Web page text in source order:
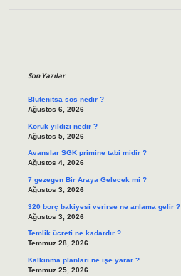
Son Yazılar
Blütenitsa sos nedir ?
Ağustos 6, 2026
Koruk yıldızı nedir ?
Ağustos 5, 2026
Avanslar SGK primine tabi midir ?
Ağustos 4, 2026
7 gezegen Bir Araya Gelecek mi ?
Ağustos 3, 2026
320 borç bakiyesi verirse ne anlama gelir ?
Ağustos 3, 2026
Temlik ücreti ne kadardır ?
Temmuz 28, 2026
Kalkınma planları ne işe yarar ?
Temmuz 25, 2026